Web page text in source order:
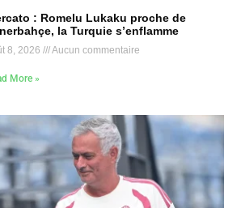
: Romelu Lukaku proche de
la Turquie s’enflamme
8, 2026 Aucun commentaire
More »